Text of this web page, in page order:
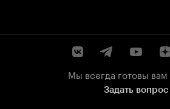
Мы всегда готовы
Задать вопрос